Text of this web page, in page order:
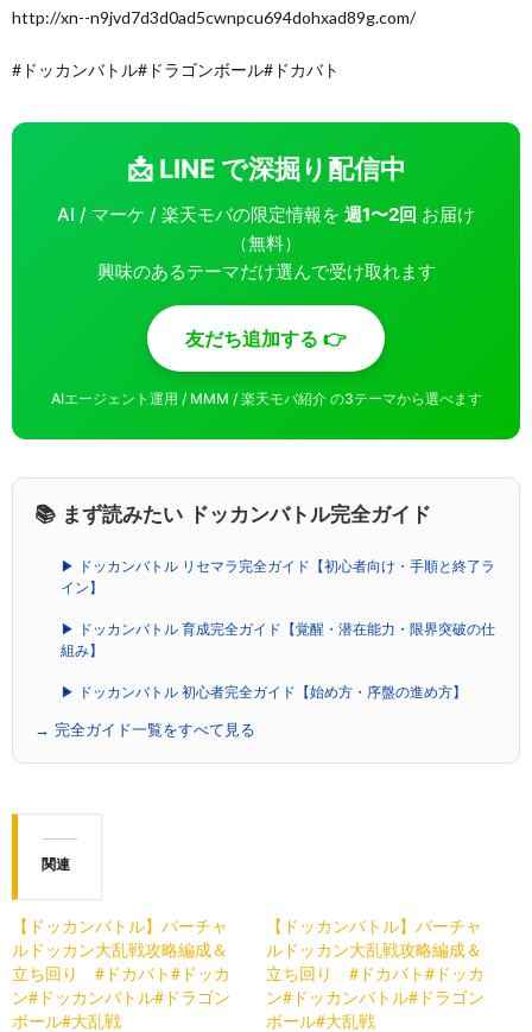
http://xn--n9jvd7d3d0ad5cwnpcu694dohxad89g.com/
#ドッカンバトル#ドラゴンボール#ドカバト
📩 LINE で深掘り配信中
AI / マーケ / 楽天モバの限定情報を 週1〜2回 お届け
（無料）
興味のあるテーマだけ選んで受け取れます
友だち追加する 👉
AIエージェント運用 / MMM / 楽天モバ紹介 の3テーマから選べます
📚 まず読みたい ドッカンバトル完全ガイド
▶ ドッカンバトル リセマラ完全ガイド【初心者向け・手順と終了ラ
イン】
▶ ドッカンバトル 育成完全ガイド【覚醒・潜在能力・限界突破の仕
組み】
▶ ドッカンバトル 初心者完全ガイド【始め方・序盤の進め方】
→ 完全ガイド一覧をすべて見る
関連
【ドッカンバトル】バーチャ
ルドッカン大乱戦攻略編成＆
立ち回り #ドカバト#ドッカ
ン#ドッカンバトル#ドラゴン
ボール#大乱戦
【ドッカンバトル】バーチャ
ルドッカン大乱戦攻略編成＆
立ち回り #ドカバト#ドッカ
ン#ドッカンバトル#ドラゴン
ボール#大乱戦